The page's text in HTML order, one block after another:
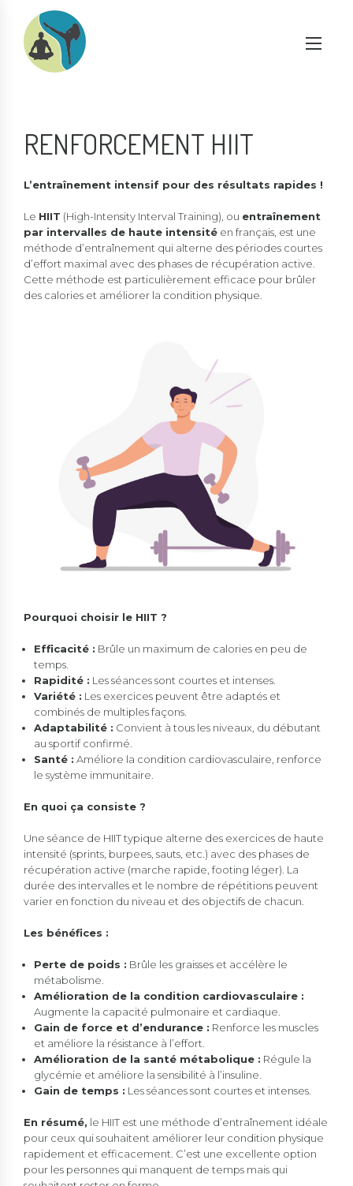
RENFORCEMENT HIIT
L’entraînement intensif pour des résultats rapides !
Le HIIT (High-Intensity Interval Training), ou entraînement
par intervalles de haute intensité en français, est une
méthode d’entraînement qui alterne des périodes courtes
d’effort maximal avec des phases de récupération active.
Cette méthode est particulièrement efficace pour brûler
des calories et améliorer la condition physique.
Pourquoi choisir le HIIT ?
Efficacité : Brûle un maximum de calories en peu de
temps.
Rapidité : Les séances sont courtes et intenses.
Variété : Les exercices peuvent être adaptés et
combinés de multiples façons.
Adaptabilité : Convient à tous les niveaux, du débutant
au sportif confirmé.
Santé : Améliore la condition cardiovasculaire, renforce
le système immunitaire.
En quoi ça consiste ?
Une séance de HIIT typique alterne des exercices de haute
intensité (sprints, burpees, sauts, etc.) avec des phases de
récupération active (marche rapide, footing léger). La
durée des intervalles et le nombre de répétitions peuvent
varier en fonction du niveau et des objectifs de chacun.
Les bénéfices :
Perte de poids : Brûle les graisses et accélère le
métabolisme.
Amélioration de la condition cardiovasculaire :
Augmente la capacité pulmonaire et cardiaque.
Gain de force et d’endurance : Renforce les muscles
et améliore la résistance à l’effort.
Amélioration de la santé métabolique : Régule la
glycémie et améliore la sensibilité à l’insuline.
Gain de temps : Les séances sont courtes et intenses.
En résumé, le HIIT est une méthode d’entraînement idéale
pour ceux qui souhaitent améliorer leur condition physique
rapidement et efficacement. C’est une excellente option
pour les personnes qui manquent de temps mais qui